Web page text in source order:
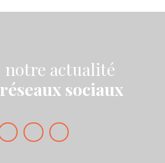
notre actualité
sociaux